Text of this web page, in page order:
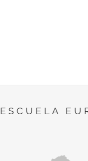
ESCUELA